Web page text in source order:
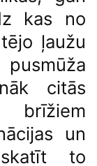
kas no
ļaužu
citās
brīžiem
un
to